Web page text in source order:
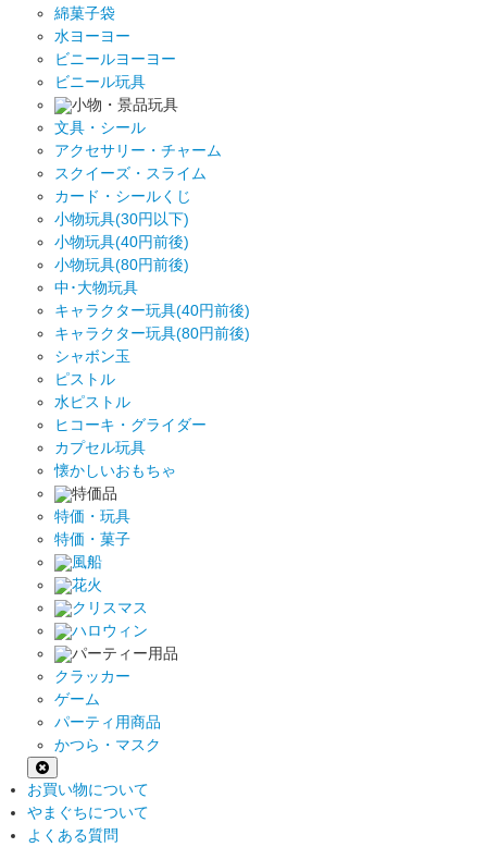
綿菓子袋
水ヨーヨー
ビニールヨーヨー
ビニール玩具
小物・景品玩具
文具・シール
アクセサリー・チャーム
スクイーズ・スライム
カード・シールくじ
小物玩具(30円以下)
小物玩具(40円前後)
小物玩具(80円前後)
中･大物玩具
キャラクター玩具(40円前後)
キャラクター玩具(80円前後)
シャボン玉
ピストル
水ピストル
ヒコーキ・グライダー
カプセル玩具
懐かしいおもちゃ
特価品
特価・玩具
特価・菓子
風船
花火
クリスマス
ハロウィン
パーティー用品
クラッカー
ゲーム
パーティ用商品
かつら・マスク
お買い物について
やまぐちについて
よくある質問